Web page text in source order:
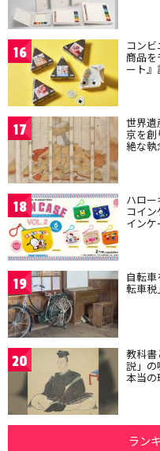
16 コン
商品
ート』
17 世界遺
京を
絶な執
18 ハロ
コイ
イン
19 自転
転車税
20 教科書
説」の
本当の
ラン